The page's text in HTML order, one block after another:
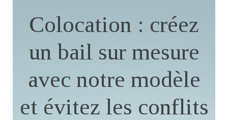
Colocation : créez
un bail sur mesure
avec notre modèle
et évitez les conflits